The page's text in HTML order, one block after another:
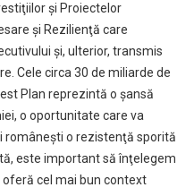
şi Proiectelor
şi Rezilienţă care
şi, ulterior, transmis
Cele circa 30 de miliarde de
Plan reprezintă o şansă
o oportunitate care va
româneşti o rezistenţă sporită
este important să înţelegem
oferă cel mai bun context